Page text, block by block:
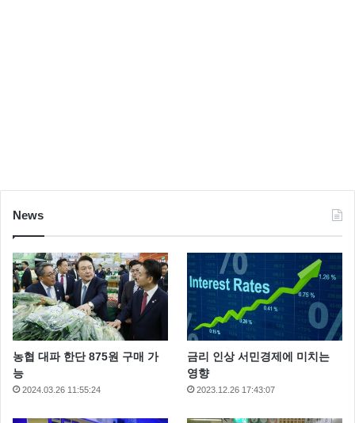
News
농협 대파 한단 875원 구매 가
능
2024.03.26 11:55:24
금리 인상 서민경제에 미치는
영향
2023.12.26 17:43:07